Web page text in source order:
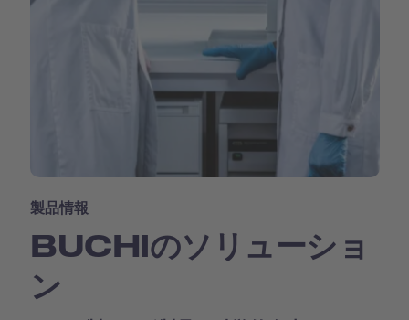
製品情報
BUCHIのソリューショ
ン